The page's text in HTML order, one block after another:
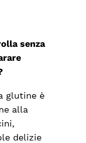
senza
glutine è
alla
delizie